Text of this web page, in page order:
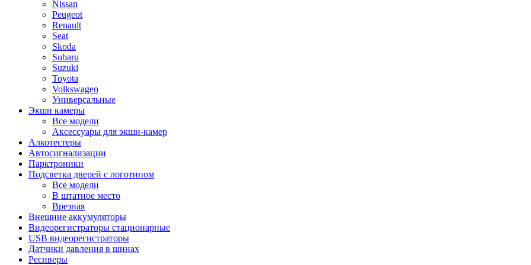
Nissan
Peugeot
Renault
Seat
Skoda
Subaru
Suzuki
Toyota
Volkswagen
Универсальные
Экшн камеры
Все модели
Аксессуары для экшн-камер
Алкотестеры
Автосигнализации
Парктроники
Подсветка дверей с логотипом
Все модели
В штатное место
Врезная
Внешние аккумуляторы
Видеорегистраторы стационарные
USB видеорегистраторы
Датчики давления в шинах
Ресиверы